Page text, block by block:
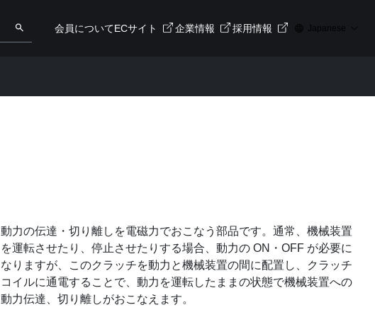
検索
会員についてECサイト 企業情報 採用情報 Japanese
動力の伝達・切り離しを電磁力でおこなう部品です。通常、機械装置
を運転させたり、停止させたりする場合、動力の ON・OFF が必要に
なりますが、このクラッチを動力と機械装置の間に配置し、クラッチ
コイルに通電することで、動力を運転したままの状態で機械装置への
動力伝達、切り離しがおこなえます。